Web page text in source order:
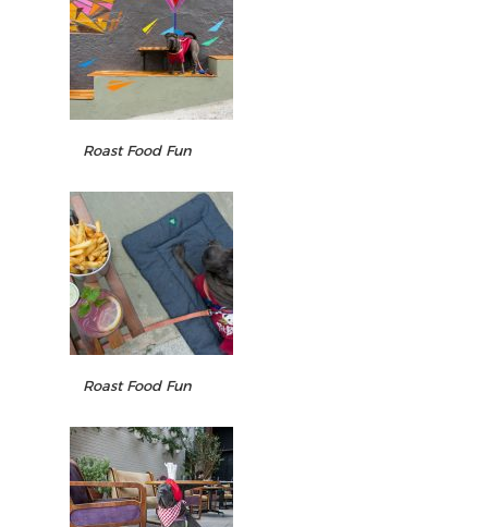
Roast Food Fun
Roast Food Fun